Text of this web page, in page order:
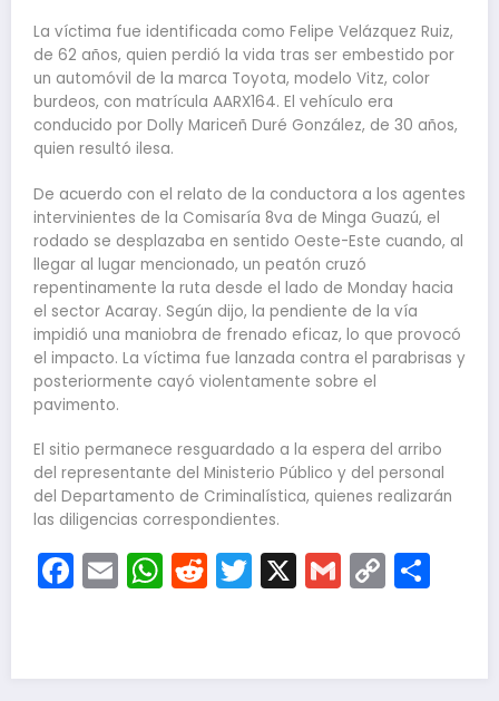
La víctima fue identificada como Felipe Velázquez Ruiz,
de 62 años, quien perdió la vida tras ser embestido por
un automóvil de la marca Toyota, modelo Vitz, color
burdeos, con matrícula AARX164. El vehículo era
conducido por Dolly Mariceñ Duré González, de 30 años,
quien resultó ilesa.
De acuerdo con el relato de la conductora a los agentes
intervinientes de la Comisaría 8va de Minga Guazú, el
rodado se desplazaba en sentido Oeste-Este cuando, al
llegar al lugar mencionado, un peatón cruzó
repentinamente la ruta desde el lado de Monday hacia
el sector Acaray. Según dijo, la pendiente de la vía
impidió una maniobra de frenado eficaz, lo que provocó
el impacto. La víctima fue lanzada contra el parabrisas y
posteriormente cayó violentamente sobre el
pavimento.
El sitio permanece resguardado a la espera del arribo
del representante del Ministerio Público y del personal
del Departamento de Criminalística, quienes realizarán
las diligencias correspondientes.
Facebook
EmailWhatsApp
Reddit
Twitter
X Gmail
Copy
Link